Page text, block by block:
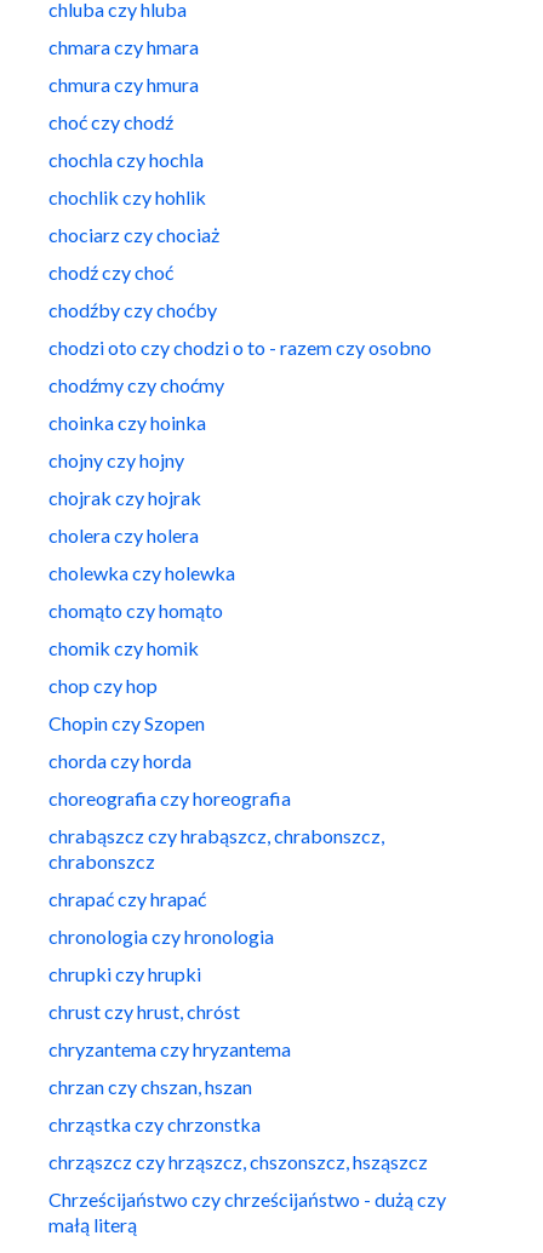
chluba czy hluba
chmara czy hmara
chmura czy hmura
choć czy chodź
chochla czy hochla
chochlik czy hohlik
chociarz czy chociaż
chodź czy choć
chodźby czy choćby
chodzi oto czy chodzi o to - razem czy osobno
chodźmy czy choćmy
choinka czy hoinka
chojny czy hojny
chojrak czy hojrak
cholera czy holera
cholewka czy holewka
chomąto czy homąto
chomik czy homik
chop czy hop
Chopin czy Szopen
chorda czy horda
choreografia czy horeografia
chrabąszcz czy hrabąszcz, chrabonszcz,
chrabonszcz
chrapać czy hrapać
chronologia czy hronologia
chrupki czy hrupki
chrust czy hrust, chróst
chryzantema czy hryzantema
chrzan czy chszan, hszan
chrząstka czy chrzonstka
chrząszcz czy hrząszcz, chszonszcz, hsząszcz
Chrześcijaństwo czy chrześcijaństwo - dużą czy
małą literą